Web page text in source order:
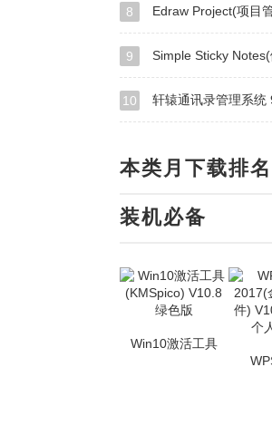
8 Edraw Project(项目
9 Simple Sticky
10 轩辕通讯录管理系统
本类月下载排名
装机必备
Win10激活工具